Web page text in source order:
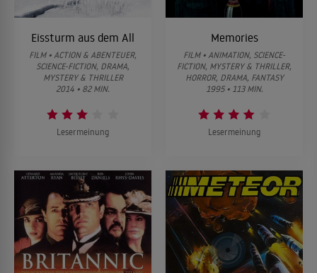
Eissturm aus dem All
FILM • ACTION & ABENTEUER,
SCIENCE-FICTION, DRAMA,
MYSTERY & THRILLER
2014 • 82 MIN.
Lesermeinung
Memories
FILM • ANIMATION, SCIENCE-
FICTION, MYSTERY & THRILLER,
HORROR, DRAMA, FANTASY
1995 • 113 MIN.
Lesermeinung